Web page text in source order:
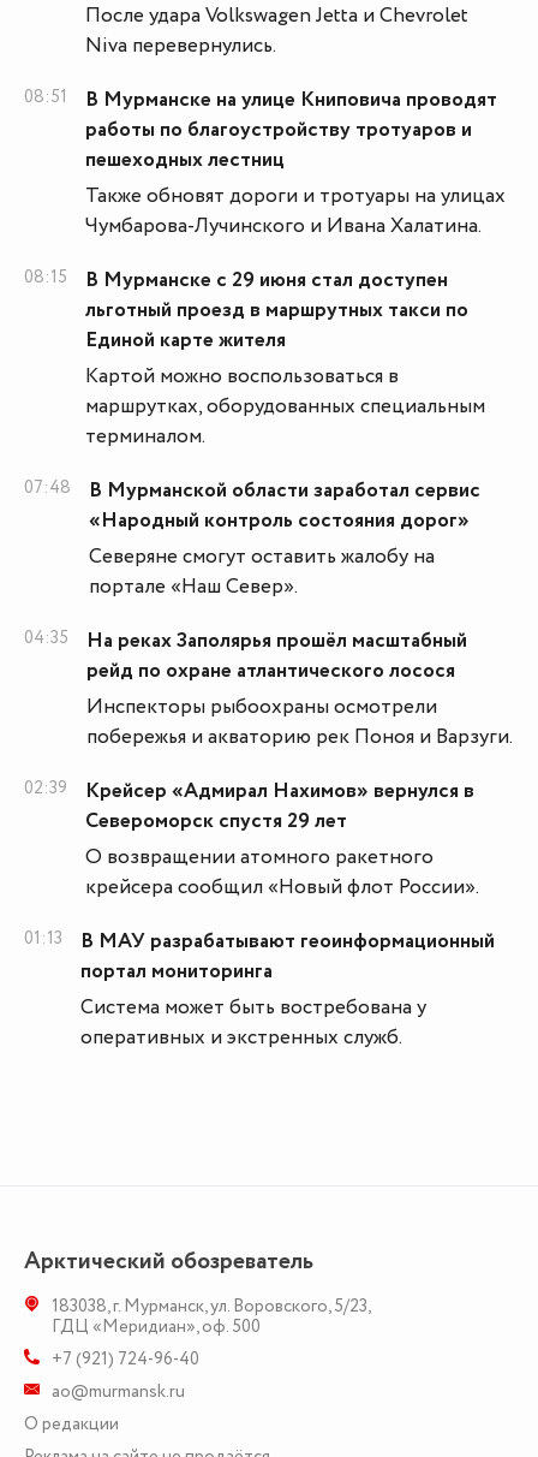
После удара Volkswagen Jetta и Chevrolet
Niva перевернулись.
08:51
В Мурманске на улице Книповича проводят
работы по благоустройству тротуаров и
пешеходных лестниц
Также обновят дороги и тротуары на улицах
Чумбарова-Лучинского и Ивана Халатина.
08:15
В Мурманске с 29 июня стал доступен
льготный проезд в маршрутных такси по
Единой карте жителя
Картой можно воспользоваться в
маршрутках, оборудованных специальным
терминалом.
07:48
В Мурманской области заработал сервис
«Народный контроль состояния дорог»
Северяне смогут оставить жалобу на
портале «Наш Север».
04:35
На реках Заполярья прошёл масштабный
рейд по охране атлантического лосося
Инспекторы рыбоохраны осмотрели
побережья и акваторию рек Поноя и Варзуги.
02:39
Крейсер «Адмирал Нахимов» вернулся в
Североморск спустя 29 лет
О возвращении атомного ракетного
крейсера сообщил «Новый флот России».
01:13
В МАУ разрабатывают геоинформационный
портал мониторинга
Система может быть востребована у
оперативных и экстренных служб.
Арктический обозреватель
183038,г. Мурманск,ул. Воровского, 5/23,
ГДЦ «Меридиан», оф. 500
+7 (921) 724-96-40
ao@murmansk.ru
О редакции